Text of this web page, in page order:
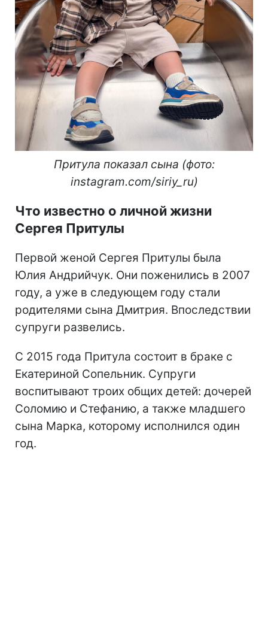
Притула показал сына (фото:
instagram.com/siriy_ru)
Что известно о личной жизни
Сергея Притулы
Первой женой Сергея Притулы была
Юлия Андрийчук. Они поженились в 2007
году, а уже в следующем году стали
родителями сына Дмитрия. Впоследствии
супруги развелись.
С 2015 года Притула состоит в браке с
Екатериной Сопельник. Супруги
воспитывают троих общих детей: дочерей
Соломию и Стефанию, а также младшего
сына Марка, которому исполнился один
год.